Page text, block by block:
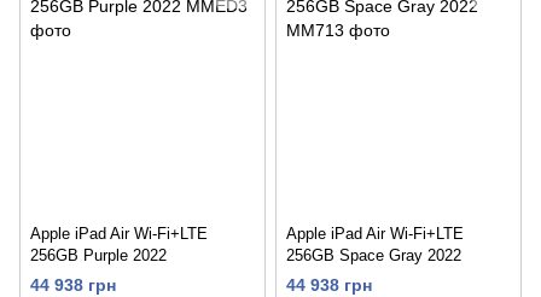
Apple iPad Air Wi-Fi+LTE
256GB Purple 2022
44 938 грн
Apple iPad Air Wi-Fi+LTE
256GB Space Gray 2022
44 938 грн